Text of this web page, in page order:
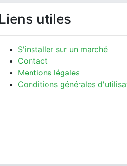
Liens utiles
S'installer sur un marché
Contact
Mentions légales
Conditions générales